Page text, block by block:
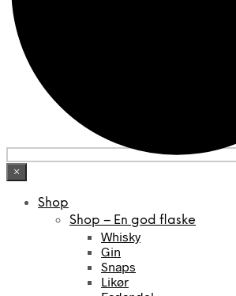
×
Shop
Shop – En god flaske
Whisky
Gin
Snaps
Likør